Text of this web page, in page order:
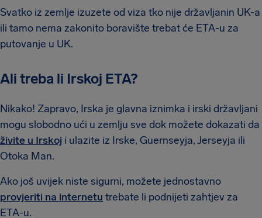
Svatko iz zemlje izuzete od viza tko nije državljanin UK-a
ili tamo nema zakonito boravište trebat će ETA-u za
putovanje u UK.
Ali treba li Irskoj ETA?
Nikako! Zapravo, Irska je glavna iznimka i irski državljani
mogu slobodno ući u zemlju sve dok možete dokazati da
živite u Irskoj i ulazite iz Irske, Guernseyja, Jerseyja ili
Otoka Man.
Ako još uvijek niste sigurni, možete jednostavno
provjeriti na internetu trebate li podnijeti zahtjev za
ETA-u.